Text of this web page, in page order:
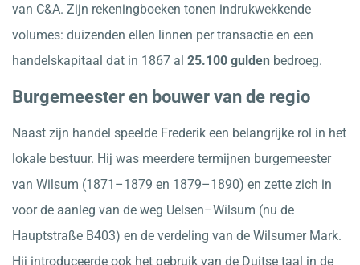
van C&A. Zijn rekeningboeken tonen indrukwekkende
volumes: duizenden ellen linnen per transactie en een
handelskapitaal dat in 1867 al 25.100 gulden bedroeg.
Burgemeester en bouwer van de regio
Naast zijn handel speelde Frederik een belangrijke rol in het
lokale bestuur. Hij was meerdere termijnen burgemeester
van Wilsum (1871–1879 en 1879–1890) en zette zich in
voor de aanleg van de weg Uelsen–Wilsum (nu de
Hauptstraße B403) en de verdeling van de Wilsumer Mark.
Hij introduceerde ook het gebruik van de Duitse taal in de